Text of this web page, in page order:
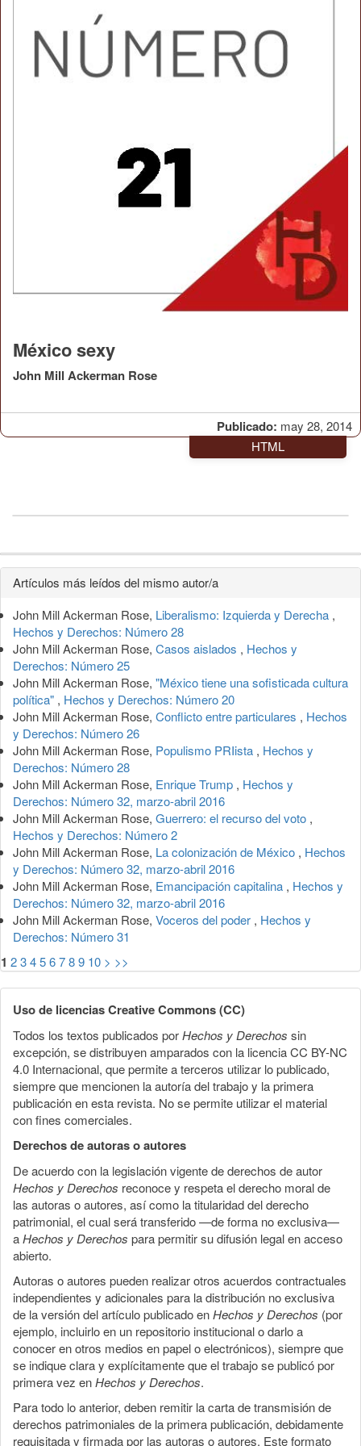
Publicado: may 28, 2014
México sexy
John Mill Ackerman Rose
HTML
Detalles
del
artículo
Artículos más leídos del mismo autor/a
John Mill Ackerman Rose, Liberalismo: Izquierda y Derecha ,
Hechos y Derechos: Número 28
John Mill Ackerman Rose, Casos aislados , Hechos y
Derechos: Número 25
John Mill Ackerman Rose, "México tiene una sofisticada cultura
política" , Hechos y Derechos: Número 20
John Mill Ackerman Rose, Conflicto entre particulares , Hechos
y Derechos: Número 26
John Mill Ackerman Rose, Populismo PRIista , Hechos y
Derechos: Número 28
John Mill Ackerman Rose, Enrique Trump , Hechos y
Derechos: Número 32, marzo-abril 2016
John Mill Ackerman Rose, Guerrero: el recurso del voto ,
Hechos y Derechos: Número 2
John Mill Ackerman Rose, La colonización de México , Hechos
y Derechos: Número 32, marzo-abril 2016
John Mill Ackerman Rose, Emancipación capitalina , Hechos y
Derechos: Número 32, marzo-abril 2016
John Mill Ackerman Rose, Voceros del poder , Hechos y
Derechos: Número 31
1 23456789 10 > >>
Uso de licencias Creative Commons (CC)
Todos los textos publicados porHechos y Derechos sin
excepción, se distribuyen amparados con la licencia CC BY-NC
4.0 Internacional, que permite a terceros utilizar lo publicado,
siempre que mencionen la autoría del trabajo y la primera
publicación en esta revista. No se permite utilizar el material
con fines comerciales.
Derechos de autoras o autores
De acuerdo con la legislación vigente de derechos de autor
Hechos y Derechos reconoce y respeta el derecho moral de
las autoras o autores, así como la titularidad del derecho
patrimonial, el cual será transferido —de forma no exclusiva—
aHechos y Derechos para permitir su difusión legal en acceso
abierto.
Autoras o autores pueden realizar otros acuerdos contractuales
independientes y adicionales para la distribución no exclusiva
de la versión del artículo publicado enHechos y Derechos (por
ejemplo, incluirlo en un repositorio institucional o darlo a
conocer en otros medios en papel o electrónicos), siempre que
se indique clara y explícitamente que el trabajo se publicó por
primera vez enHechos y Derechos.
Para todo lo anterior, deben remitir la carta de transmisión de
derechos patrimoniales de la primera publicación, debidamente
requisitada y firmada por las autoras o autores. Este formato